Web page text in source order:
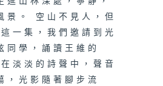
景。 空山不見人，但
一集，我們邀請到光
同學，誦讀王維的
淡淡的詩聲中，聲音
，光影隨著腳步流